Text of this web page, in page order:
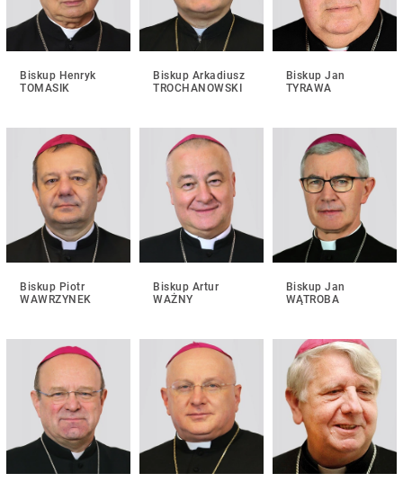
Biskup Henryk
TOMASIK
Biskup Arkadiusz
TROCHANOWSKI
Biskup Jan
TYRAWA
Biskup Piotr
WAWRZYNEK
Biskup Artur
WAŻNY
Biskup Jan
WĄTROBA